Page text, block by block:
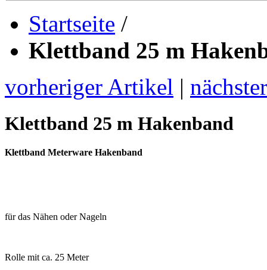
Startseite /
Klettband 25 m
vorheriger Artikel |
Klettband 25 m Hakenband
Klettband Meterware Hakenband
für das Nähen oder Nageln
Rolle mit ca. 25 Meter